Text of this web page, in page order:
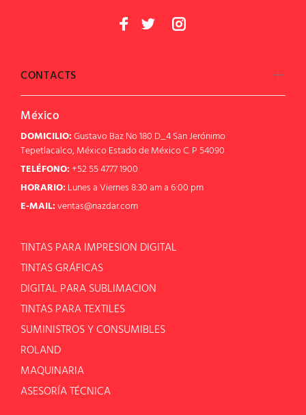
CONTACTS
México
DOMICILIO:Gustavo Baz No 180 D_4 San Jerónimo
Tepetlacalco, México Estado de México C. P 54090
TELÉFONO:+52 55 4777 1900
HORARIO: Lunes a Viernes 8:30 am a 6:00 pm
E-MAIL:ventas@nazdar.com
TINTAS PARA IMPRESION DIGITAL
TINTAS GRÁFICAS
DIGITAL PARA SUBLIMACION
TINTAS PARA TEXTILES
SUMINISTROS Y CONSUMIBLES
ROLAND
MAQUINARIA
ASESORÍA TÉCNICA